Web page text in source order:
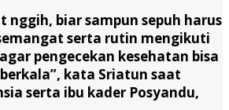
nggih, biar sampun sepuh harus
serta rutin mengikuti
pengecekan kesehatan bisa
kata Sriatun saat
serta ibu kader Posyandu,